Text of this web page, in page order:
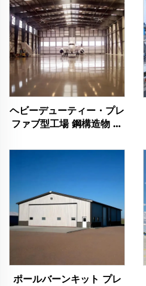
ヘビーデューティー・プレ
ファブ型工場 鋼構造物 ハ
ング 鋼材建築物
ポールバーンキット プレ